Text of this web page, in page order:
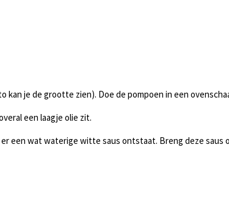
kan je de grootte zien). Doe de pompoen in een
een laagje olie zit.
een wat waterige witte saus ontstaat. Breng deze saus